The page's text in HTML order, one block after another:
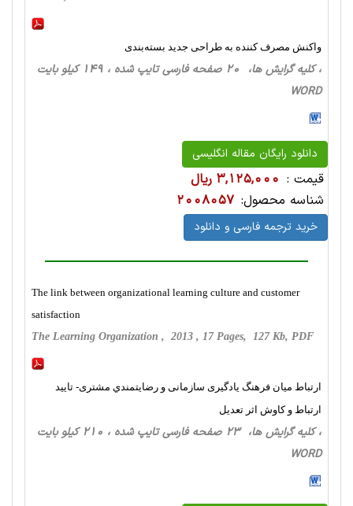
واکنش مصرف کننده به طراحی جدید بسته‌بندی
، کلیه گرایش ها، 20 صفحه فارسی تایپ شده ، 149 کیلو بایت
WORD
دانلود رایگان مقاله انگلیسی
قیمت : 3,125,000 ریال
شناسه محصول: 2008057
خرید ترجمه فارسی و دانلود
The link between organizational learning culture and customer
satisfaction
The Learning Organization , 2013 , 17 Pages, 127 Kb, PDF
ارتباط ميان فرهنگ یادگیری سازمانی و رضایتمندي مشتری- تایید
ارتباط و کاوش اثر تعدیل
، کلیه گرایش ها، 23 صفحه فارسی تایپ شده ، 210 کیلو بایت
WORD